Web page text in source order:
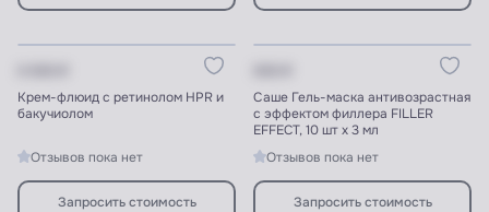
Крем-флюид с ретинолом HPR и
бакучиолом
Отзывов пока нет
Запросить стоимость
Саше Гель-маска антивозрастная
с эффектом филлера FILLER
EFFECT, 10 шт х 3 мл
Отзывов пока нет
Запросить стоимость